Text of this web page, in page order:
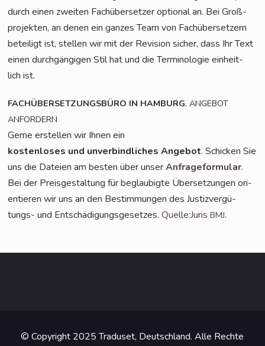
durch einen zwei­ten Fach­über­set­zer optio­nal an. Bei Groß­
pro­jek­ten, an denen ein gan­zes Team von Fach­über­set­zern
betei­ligt ist, stel­len wir mit der Revi­si­on sicher, dass Ihr Text
einen durch­gän­gi­gen Stil hat und die Ter­mi­no­lo­gie ein­heit­
lich ist.
FACHÜBERSETZUNGSBÜRO IN HAMBURG.ANGEBOT
ANFORDERN
Ger­ne erstel­len wir Ihnen ein
kos­ten­lo­ses und unver­bind­li­ches Ange­bot. Schi­cken Sie
uns die Datei­en am bes­ten über unserAnfra­ge­for­mu­lar.
Bei der Preis­ge­stal­tung für beglau­big­te Über­set­zun­gen ori­
en­tie­ren wir uns an den Bestim­mun­gen des Jus­tiz­ver­gü­
tungs- und Ent­schä­di­gungs­ge­set­zes.Quelle:JurisBMJ.
© Copyright 2025 Traduset, Deutschland. Alle Rechte